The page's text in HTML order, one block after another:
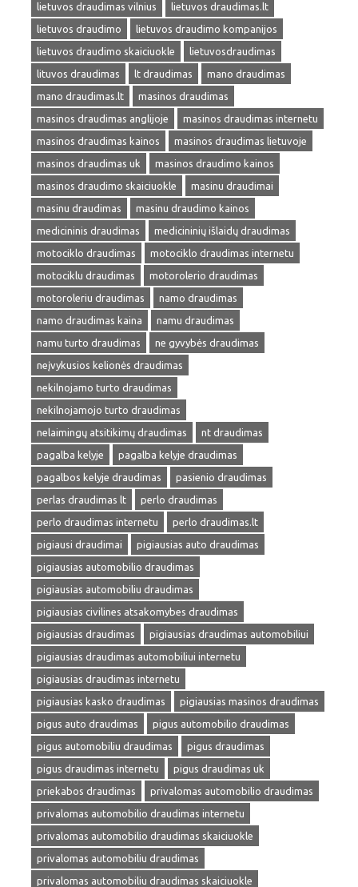
lietuvos draudimas vilnius
lietuvos draudimas.lt
lietuvos draudimo
lietuvos draudimo kompanijos
lietuvos draudimo skaiciuokle
lietuvosdraudimas
lituvos draudimas
lt draudimas
mano draudimas
mano draudimas.lt
masinos draudimas
masinos draudimas anglijoje
masinos draudimas internetu
masinos draudimas kainos
masinos draudimas lietuvoje
masinos draudimas uk
masinos draudimo kainos
masinos draudimo skaiciuokle
masinu draudimai
masinu draudimas
masinu draudimo kainos
medicininis draudimas
medicininių išlaidų draudimas
motociklo draudimas
motociklo draudimas internetu
motociklu draudimas
motorolerio draudimas
motoroleriu draudimas
namo draudimas
namo draudimas kaina
namu draudimas
namu turto draudimas
ne gyvybės draudimas
neįvykusios kelionės draudimas
nekilnojamo turto draudimas
nekilnojamojo turto draudimas
nelaimingų atsitikimų draudimas
nt draudimas
pagalba kelyje
pagalba kelyje draudimas
pagalbos kelyje draudimas
pasienio draudimas
perlas draudimas lt
perlo draudimas
perlo draudimas internetu
perlo draudimas.lt
pigiausi draudimai
pigiausias auto draudimas
pigiausias automobilio draudimas
pigiausias automobiliu draudimas
pigiausias civilines atsakomybes draudimas
pigiausias draudimas
pigiausias draudimas automobiliui
pigiausias draudimas automobiliui internetu
pigiausias draudimas internetu
pigiausias kasko draudimas
pigiausias masinos draudimas
pigus auto draudimas
pigus automobilio draudimas
pigus automobiliu draudimas
pigus draudimas
pigus draudimas internetu
pigus draudimas uk
priekabos draudimas
privalomas automobilio draudimas
privalomas automobilio draudimas internetu
privalomas automobilio draudimas skaiciuokle
privalomas automobiliu draudimas
privalomas automobiliu draudimas skaiciuokle